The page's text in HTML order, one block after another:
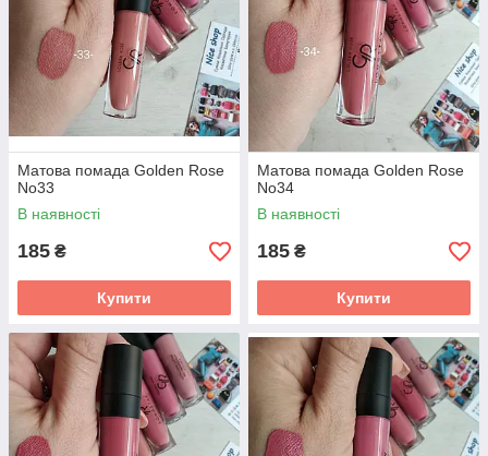
Матова помада Golden Rose
No33
В наявності
185 ₴
Купити
Матова помада Golden Rose
No34
В наявності
185 ₴
Купити